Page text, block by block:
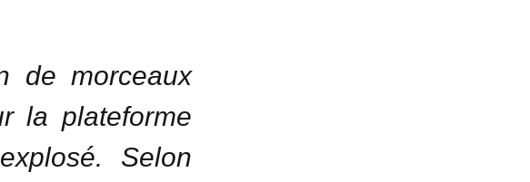
de morceaux
la plateforme
Selon